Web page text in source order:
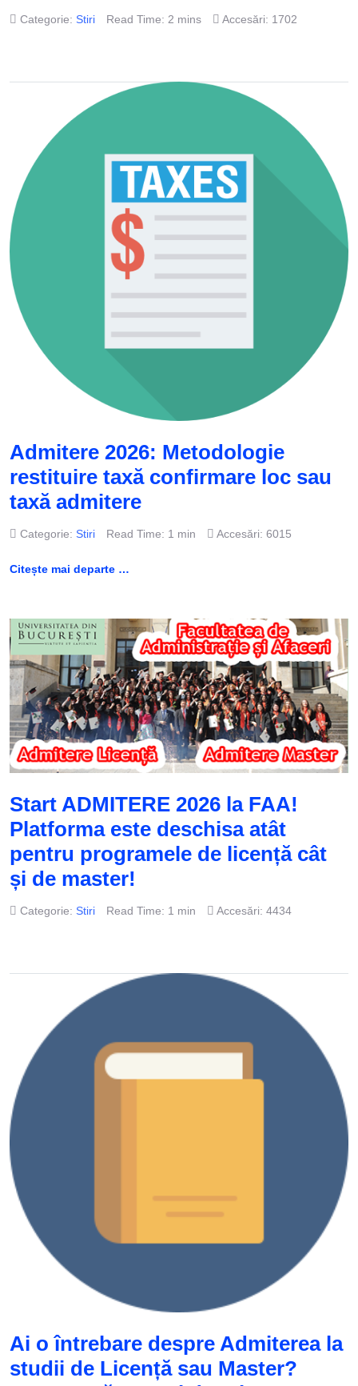
Categorie: Stiri Read Time: 2 mins Accesări: 1702
Admitere 2026: Metodologie
restituire taxă confirmare loc sau
taxă admitere
Categorie: Stiri Read Time: 1 min Accesări: 6015
Citește mai departe …
Start ADMITERE 2026 la FAA!
Platforma este deschisa atât
pentru programele de licență cât
și de master!
Categorie: Stiri Read Time: 1 min Accesări: 4434
Ai o întrebare despre Admiterea la
studii de Licență sau Master?